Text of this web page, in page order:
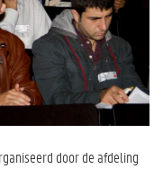
door de afdeling